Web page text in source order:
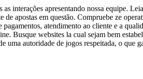
interações apresentando nossa equipe.
apostas em questão. Compruebe ze
atendimento ao cliente e a
Busque websites la cual sejam bem
uma autoridade de jogos respeitada, o que